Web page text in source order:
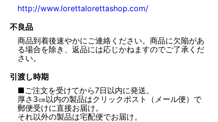
http://www.lorettalorettashop.com/
不良品
商品到着後速やかにご連絡ください。商品に欠陥があ
る場合を除き、返品には応じかねますのでご了承くだ
さい。
引渡し時期
■ご注文を受けてから7日以内に発送。
厚さ3㎝以内の製品はクリックポスト（メール便）で
郵便受けに直接お届け。
それ以外の製品は宅配便でお届け。